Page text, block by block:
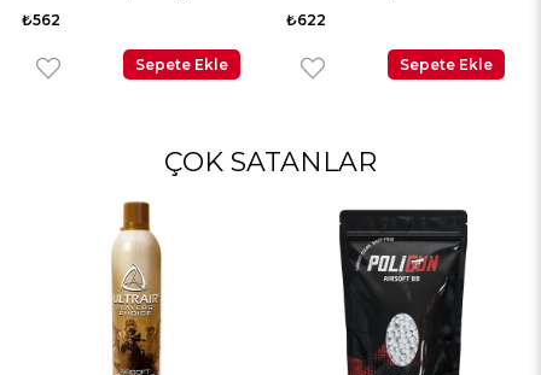
5000 Adet
₺622
Sepete Ekle
Adet
₺622
Sepete Ekle
ÇOK SATANLAR